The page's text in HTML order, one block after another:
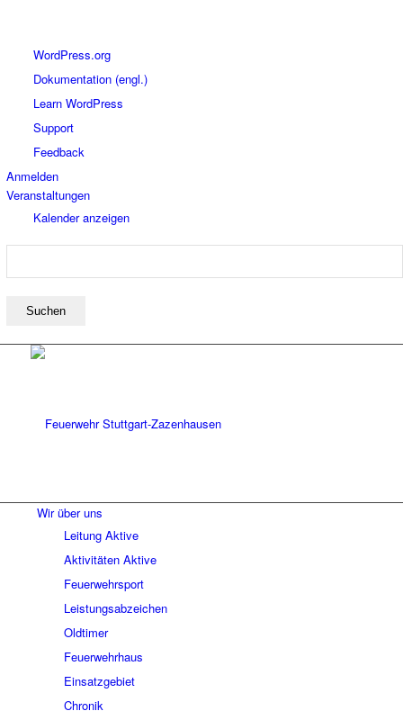
WordPress
WordPress.org
Dokumentation (engl.)
Learn WordPress
Support
Feedback
Anmelden
Veranstaltungen
Kalender anzeigen
Suchen
Wir über uns
Leitung Aktive
Aktivitäten Aktive
Feuerwehrsport
Leistungsabzeichen
Oldtimer
Feuerwehrhaus
Einsatzgebiet
Chronik